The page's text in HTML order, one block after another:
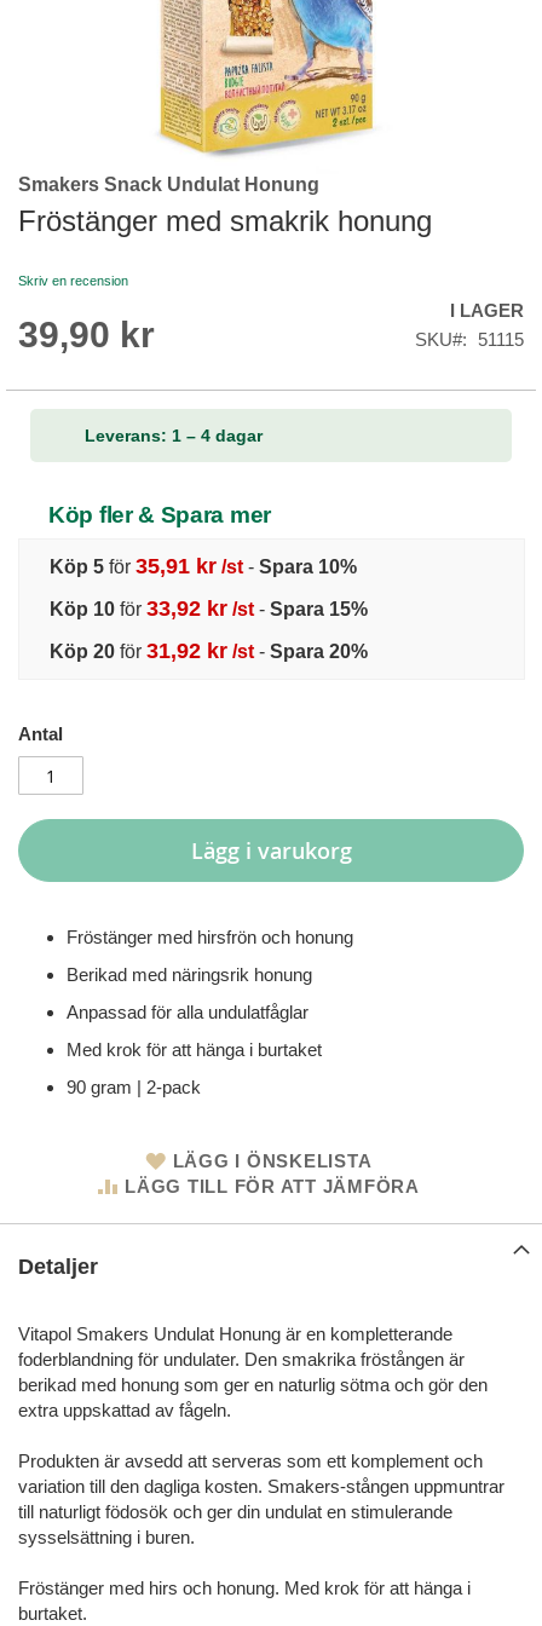
Skip
to
the
of
images
Smakers Snack Undulat Honung
Fröstänger med smakrik honung
Skriv en recension
39,90 kr
I LAGER
SKU
51115
Leverans: 1 – 4 dagar
Köp fler & Spara mer
Köp 5 för 35,91 kr /st - Spara 10%
Köp 10 för 33,92 kr /st - Spara 15%
Köp 20 för 31,92 kr /st - Spara 20%
Antal
Lägg i varukorg
Fröstänger med hirsfrön och honung
Berikad med näringsrik honung
Anpassad för alla undulatfåglar
Med krok för att hänga i burtaket
90 gram | 2-pack
LÄGG I ÖNSKELISTA
LÄGG TILL FÖR ATT JÄMFÖRA
Detaljer
Vitapol Smakers Undulat Honung är en kompletterande
foderblandning för undulater. Den smakrika fröstången är
berikad med honung som ger en naturlig sötma och gör den
extra uppskattad av fågeln.
Produkten är avsedd att serveras som ett komplement och
variation till den dagliga kosten. Smakers-stången uppmuntrar
till naturligt födosök och ger din undulat en stimulerande
sysselsättning i buren.
Fröstänger med hirs och honung. Med krok för att hänga i
burtaket.